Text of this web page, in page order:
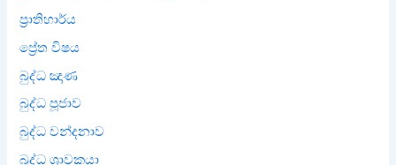
ප්‍රාතිහාර්ය
ප්‍රේත විෂය
බුද්ධ ඤාණ
බුද්ධ පූජාව
බුද්ධ වන්දනාව
බුද්ධ ශ්‍රාවකයා